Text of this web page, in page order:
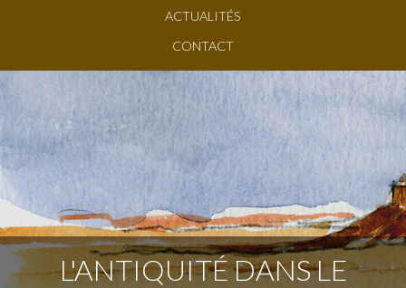
ACTUALITÉS
CONTACT
L'ANTIQUITÉ DANS LE